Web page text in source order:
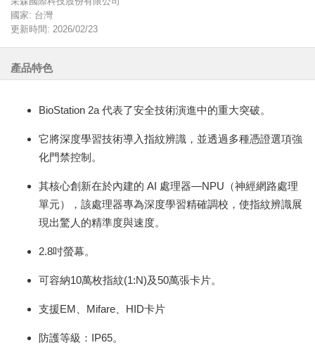
國家: 台灣
更新時間: 2026/02/23
產品特色
BioStation 2a 代表了安全技術演進中的重大突破。
它將深度學習技術導入指紋辨識，並透過多種憑證選項強
化門禁控制。
其核心創新在於內建的 AI 處理器—NPU（神經網路處理
單元），該處理器專為深度學習精確調校，使指紋辨識展
現出驚人的精準度與速度。
2.8吋螢幕。
可容納10萬枚指紋(1:N)及50萬張卡片。
支援EM、Mifare、HID卡片
防護等級：IP65。